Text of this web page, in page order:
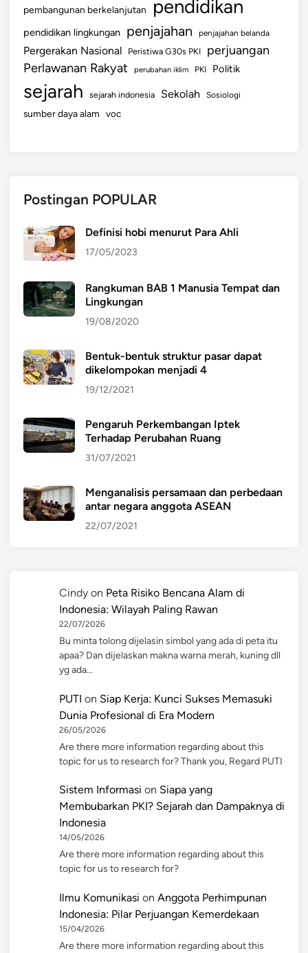
pembangunan berkelanjutan pendidikan
pendidikan lingkungan penjajahan penjajahan belanda
Pergerakan Nasional Peristiwa G30s PKI perjuangan
Perlawanan Rakyat perubahan iklim PKI Politik
sejarah sejarah indonesia Sekolah Sosiologi
sumber daya alam voc
Postingan POPULAR
Definisi hobi menurut Para Ahli
17/05/2023
Rangkuman BAB 1 Manusia Tempat dan
Lingkungan
19/08/2020
Bentuk-bentuk struktur pasar dapat
dikelompokan menjadi 4
19/12/2021
Pengaruh Perkembangan Iptek
Terhadap Perubahan Ruang
31/07/2021
Menganalisis persamaan dan perbedaan
antar negara anggota ASEAN
22/07/2021
Cindy on Peta Risiko Bencana Alam di
Indonesia: Wilayah Paling Rawan
22/07/2026
Bu minta tolong dijelasin simbol yang ada di peta itu
apaa? Dan dijelaskan makna warna merah, kuning dll
yg ada…
PUTI on Siap Kerja: Kunci Sukses Memasuki
Dunia Profesional di Era Modern
26/05/2026
Are there more information regarding about this
topic for us to research for? Thank you, Regard PUTI
Sistem Informasi on Siapa yang
Membubarkan PKI? Sejarah dan Dampaknya di
Indonesia
14/05/2026
Are there more information regarding about this
topic for us to research for?
Ilmu Komunikasi on Anggota Perhimpunan
Indonesia: Pilar Perjuangan Kemerdekaan
15/04/2026
Are there more information regarding about this